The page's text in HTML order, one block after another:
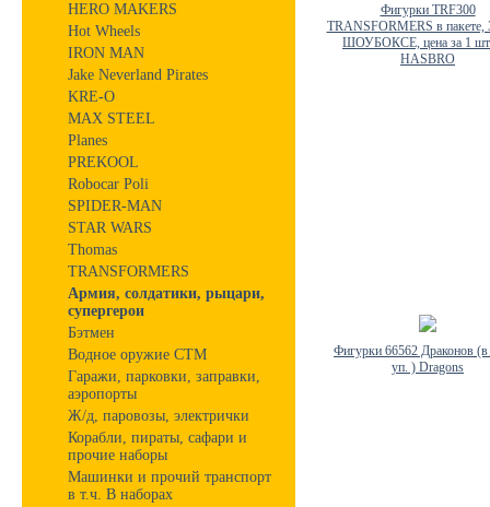
HERO MAKERS
Hot Wheels
IRON MAN
Jake Neverland Pirates
KRE-O
MAX STEEL
Planes
PREKOOL
Robocar Poli
SPIDER-MAN
STAR WARS
Thomas
TRANSFORMERS
Армия, солдатики, рыцари,
супергерои
Бэтмен
Водное оружие СТМ
Гаражи, парковки, заправки,
аэропорты
Ж/д, паровозы, электрички
Корабли, пираты, сафари и
прочие наборы
Машинки и прочий транспорт
в т.ч. В наборах
Фигурки TRF300
TRANSFORMERS в пакете,
ШОУБОКСЕ, цена за 1
HASBRO
Фигурки 66562 Драконов
уп. ) Dragons